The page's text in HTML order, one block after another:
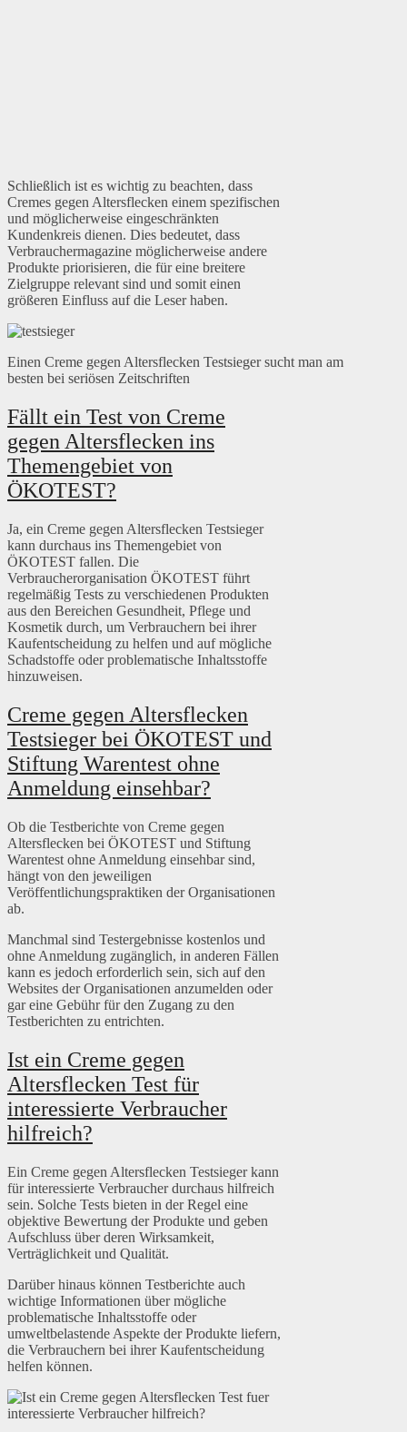
Schließlich ist es wichtig zu beachten, dass
Cremes gegen Altersflecken einem spezifischen
und möglicherweise eingeschränkten
Kundenkreis dienen. Dies bedeutet, dass
Verbrauchermagazine möglicherweise andere
Produkte priorisieren, die für eine breitere
Zielgruppe relevant sind und somit einen
größeren Einfluss auf die Leser haben.
Einen Creme gegen Altersflecken Testsieger sucht man am
besten bei seriösen Zeitschriften
Fällt ein Test von Creme
gegen Altersflecken ins
Themengebiet von
ÖKOTEST?
Ja, ein Creme gegen Altersflecken Testsieger
kann durchaus ins Themengebiet von
ÖKOTEST fallen. Die
Verbraucherorganisation ÖKOTEST führt
regelmäßig Tests zu verschiedenen Produkten
aus den Bereichen Gesundheit, Pflege und
Kosmetik durch, um Verbrauchern bei ihrer
Kaufentscheidung zu helfen und auf mögliche
Schadstoffe oder problematische Inhaltsstoffe
hinzuweisen.
Creme gegen Altersflecken
Testsieger bei ÖKOTEST und
Stiftung Warentest ohne
Anmeldung einsehbar?
Ob die Testberichte von Creme gegen
Altersflecken bei ÖKOTEST und Stiftung
Warentest ohne Anmeldung einsehbar sind,
hängt von den jeweiligen
Veröffentlichungspraktiken der Organisationen
ab.
Manchmal sind Testergebnisse kostenlos und
ohne Anmeldung zugänglich, in anderen Fällen
kann es jedoch erforderlich sein, sich auf den
Websites der Organisationen anzumelden oder
gar eine Gebühr für den Zugang zu den
Testberichten zu entrichten.
Ist ein Creme gegen
Altersflecken Test für
interessierte Verbraucher
hilfreich?
Ein Creme gegen Altersflecken Testsieger kann
für interessierte Verbraucher durchaus hilfreich
sein. Solche Tests bieten in der Regel eine
objektive Bewertung der Produkte und geben
Aufschluss über deren Wirksamkeit,
Verträglichkeit und Qualität.
Darüber hinaus können Testberichte auch
wichtige Informationen über mögliche
problematische Inhaltsstoffe oder
umweltbelastende Aspekte der Produkte liefern,
die Verbrauchern bei ihrer Kaufentscheidung
helfen können.